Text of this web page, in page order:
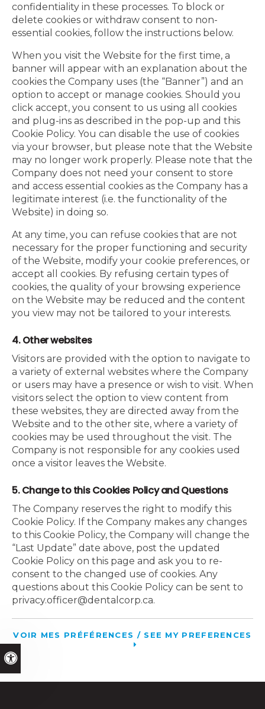
Version accessible
confidentiality in these processes. To block or
delete cookies or withdraw consent to non-
essential cookies, follow the instructions below.
When you visit the Website for the first time, a
banner will appear with an explanation about the
cookies the Company uses (the “Banner”) and an
option to accept or manage cookies. Should you
click accept, you consent to us using all cookies
and plug-ins as described in the pop-up and this
Cookie Policy. You can disable the use of cookies
via your browser, but please note that the Website
may no longer work properly. Please note that the
Company does not need your consent to store
and access essential cookies as the Company has a
legitimate interest (i.e. the functionality of the
Website) in doing so.
At any time, you can refuse cookies that are not
necessary for the proper functioning and security
of the Website, modify your cookie preferences, or
accept all cookies. By refusing certain types of
cookies, the quality of your browsing experience
on the Website may be reduced and the content
you view may not be tailored to your interests.
4. Other websites
Visitors are provided with the option to navigate to
a variety of external websites where the Company
or users may have a presence or wish to visit. When
visitors select the option to view content from
these websites, they are directed away from the
Website and to the other site, where a variety of
cookies may be used throughout the visit. The
Company is not responsible for any cookies used
once a visitor leaves the Website.
5. Change to this Cookies Policy and Questions
The Company reserves the right to modify this
Cookie Policy. If the Company makes any changes
to this Cookie Policy, the Company will change the
“Last Update” date above, post the updated
Cookie Policy on this page and ask you to re-
consent to the changed use of cookies. Any
questions about this Cookie Policy can be sent to
privacy.officer@dentalcorp.ca.
VOIR MES PRÉFÉRENCES / SEE MY PREFERENCES